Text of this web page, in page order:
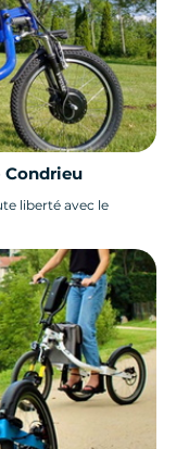
liberté avec le